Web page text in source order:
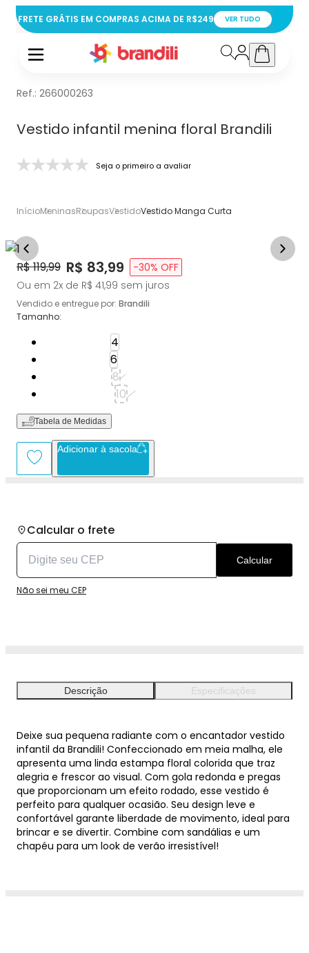
FRETE GRÁTIS EM COMPRAS ACIMA DE R$249 VER TUDO
Ref.: 266000263
Vestido infantil menina floral Brandili
Seja o primeiro a avaliar
InícioMeninasRoupasVestidoVestido Manga Curta
Original Price:
R$ 119,99 Price:
R$ 83,99 -30% OFF
Ou em 2x de R$ 41,99 sem juros
Vendido e entregue por: Brandili
Tamanho:
4
6
8
10
Tabela de Medidas
Adicionar à sacola
Calcular o frete
Calcular
Não sei meu CEP
Descrição Especificações
Deixe sua pequena radiante com o encantador vestido
infantil da Brandili! Confeccionado em meia malha, ele
apresenta uma linda estampa floral colorida que traz
alegria e frescor ao visual. Com gola redonda e pregas
que proporcionam um efeito rodado, esse vestido é
perfeito para qualquer ocasião. Seu design leve e
confortável garante liberdade de movimento, ideal para
brincar e se divertir. Combine com sandálias e um
chapéu para um look de verão irresistível!